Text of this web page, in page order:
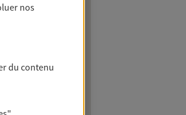
nos
du contenu